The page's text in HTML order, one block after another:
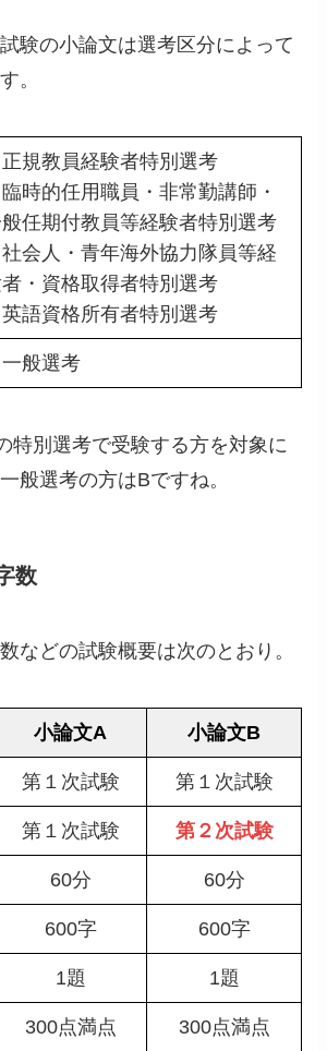
験の小論文は選考区分によって
。
正規教員経験者特別選考
臨時的任用職員・非常勤講師・
任期付教員等経験者特別選考
社会人・青年海外協力隊員等経
・資格取得者特別選考
英語資格所有者特別選考
一般選考
特別選考で受験する方を対象に
般選考の方はBですね。
数
などの試験概要は次のとおり。
小論文A 小論文B
第１次試験 第１次試験
第１次試験 第２次試験
60分 60分
600字 600字
1題 1題
300点満点 300点満点